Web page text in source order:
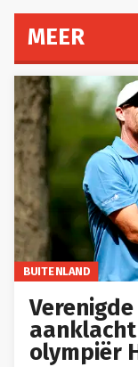
MEER
BUITENLAND
olympiër